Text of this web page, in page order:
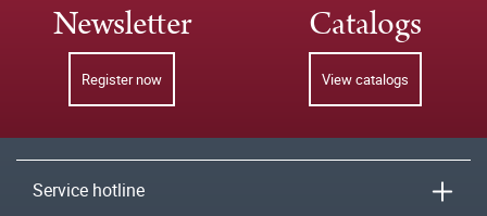
Newsletter
Register now
Catalogs
View catalogs
Service hotline